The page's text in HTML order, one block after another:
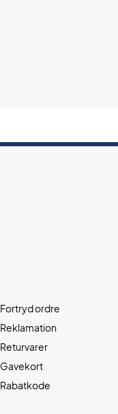
Fortryd ordre
Reklamation
Returvarer
Gavekort
Rabatkode